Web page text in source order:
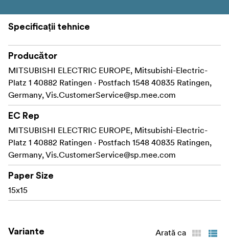
Specificații tehnice
Producător
MITSUBISHI ELECTRIC EUROPE, Mitsubishi-Electric-
Platz 1 40882 Ratingen · Postfach 1548 40835 Ratingen,
Germany, Vis.CustomerService@sp.mee.com
EC Rep
MITSUBISHI ELECTRIC EUROPE, Mitsubishi-Electric-
Platz 1 40882 Ratingen · Postfach 1548 40835 Ratingen,
Germany, Vis.CustomerService@sp.mee.com
Paper Size
15x15
Variante Arată ca